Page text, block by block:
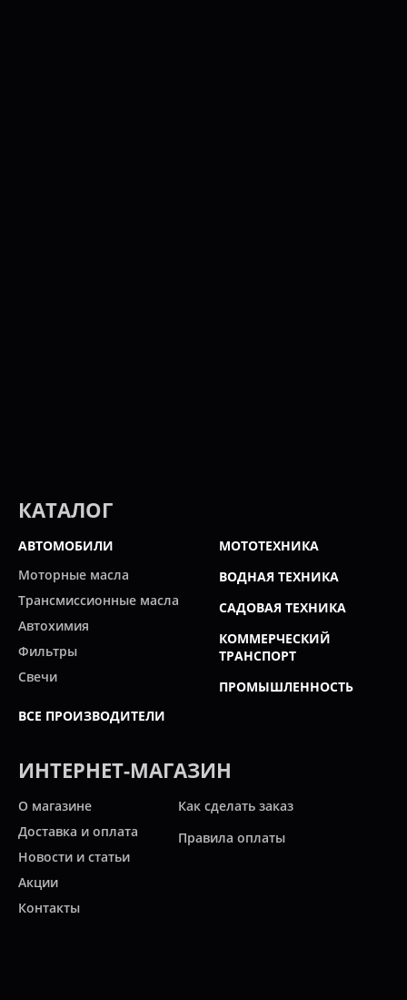
КАТАЛОГ
АВТОМОБИЛИ
Моторные масла
Трансмиссионные масла
Автохимия
Фильтры
Свечи
ВСЕ ПРОИЗВОДИТЕЛИ
МОТОТЕХНИКА
ВОДНАЯ ТЕХНИКА
САДОВАЯ ТЕХНИКА
КОММЕРЧЕСКИЙ
ТРАНСПОРТ
ПРОМЫШЛЕННОСТЬ
ИНТЕРНЕТ-МАГАЗИН
О магазине
Доставка и оплата
Новости и статьи
Акции
Контакты
Как сделать заказ
Правила оплаты